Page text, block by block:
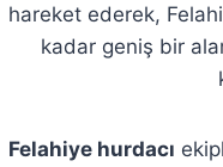
hareket ederek,
kadar geniş bir
Felahiye hurdacı